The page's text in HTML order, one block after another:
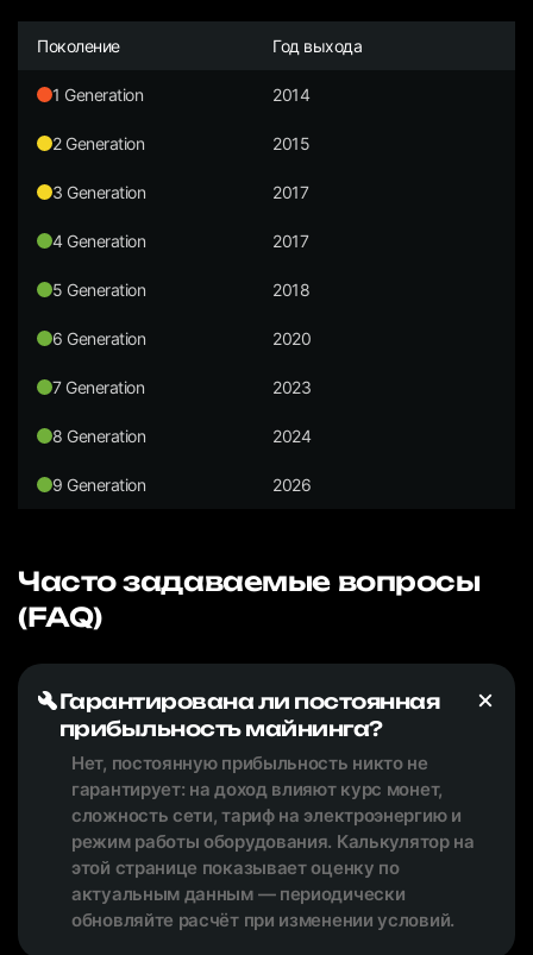
Поколение Год выхода
1 Generation 2014
2 Generation 2015
3 Generation 2017
4 Generation 2017
5 Generation 2018
6 Generation 2020
7 Generation 2023
8 Generation 2024
9 Generation 2026
Часто задаваемые вопросы
(FAQ)
Гарантирована ли постоянная
прибыльность майнинга?
Нет, постоянную прибыльность никто не
гарантирует: на доход влияют курс монет,
сложность сети, тариф на электроэнергию и
режим работы оборудования. Калькулятор на
этой странице показывает оценку по
актуальным данным — периодически
обновляйте расчёт при изменении условий.